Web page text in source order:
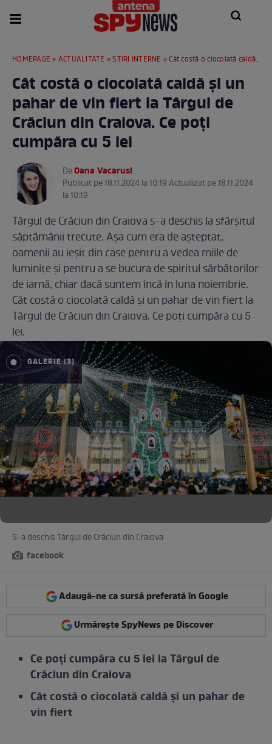
HOMEPAGE » ACTUALITATE »STIRI INTERNE » Cât costă o ciocolată caldă și un pahar de vin fiert la Târgul de Crăciun din Craiova. Ce poți cumpăra cu 5 lei
Cât costă o ciocolată caldă și un
pahar de vin fiert la Târgul de
Crăciun din Craiova. Ce poți
cumpăra cu 5 lei
DeOana Vacarusi.
Publicat pe 18.11.2024 la 10:19 Actualizat pe 18.11.2024
la 10:19
Târgul de Crăciun din Craiova s-a deschis la sfârșitul
săptămânii trecute. Așa cum era de așteptat,
oamenii au ieșit din case pentru a vedea miile de
luminițe și pentru a se bucura de spiritul sărbătorilor
de iarnă, chiar dacă suntem încă în luna noiembrie.
Cât costă o ciocolată caldă și un pahar de vin fiert la
Târgul de Crăciun din Craiova. Ce poți cumpăra cu 5
lei.
GALERIE (3)
S-a deschis Târgul de Crăciun din Craiova
facebook
Adaugă-ne ca sursă preferată în Google
Urmărește SpyNews pe Discover
Ce poți cumpăra cu 5 lei la Târgul de
Crăciun din Craiova
Cât costă o ciocolată caldă și un pahar de
vin fiert